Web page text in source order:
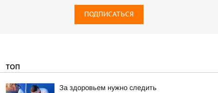
ПОДПИСАТЬСЯ
ТОП
За здоровьем нужно следить